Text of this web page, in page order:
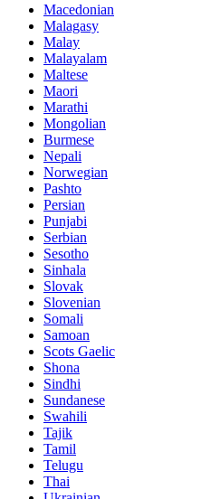
Macedonian
Malagasy
Malay
Malayalam
Maltese
Maori
Marathi
Mongolian
Burmese
Nepali
Norwegian
Pashto
Persian
Punjabi
Serbian
Sesotho
Sinhala
Slovak
Slovenian
Somali
Samoan
Scots Gaelic
Shona
Sindhi
Sundanese
Swahili
Tajik
Tamil
Telugu
Thai